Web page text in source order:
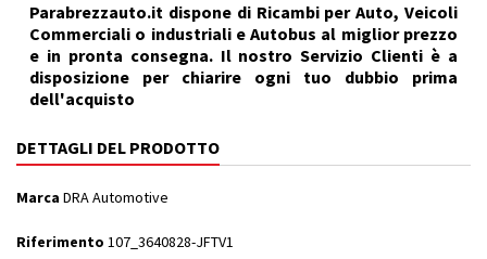
Parabrezzauto.it dispone di Ricambi per Auto, Veicoli
Commerciali o industriali e Autobus al miglior prezzo
e in pronta consegna. Il nostro Servizio Clienti è a
disposizione per chiarire ogni tuo dubbio prima
dell'acquisto
DETTAGLI DEL PRODOTTO
Marca DRA Automotive
Riferimento 107_3640828-JFTV1